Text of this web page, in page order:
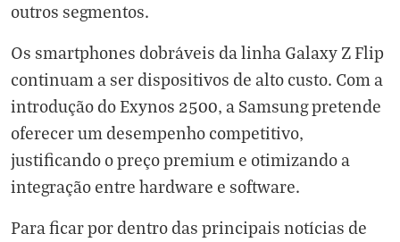
outros segmentos.
Os smartphones dobráveis da linha Galaxy Z Flip
continuam a ser dispositivos de alto custo. Com a
introdução do Exynos 2500, a Samsung pretende
oferecer um desempenho competitivo,
justificando o preço premium e otimizando a
integração entre hardware e software.
Para ficar por dentro das principais notícias de